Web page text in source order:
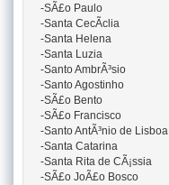
-SÃ£o Paulo
-Santa CecÃ­clia
-Santa Helena
-Santa Luzia
-Santo AmbrÃ³sio
-Santo Agostinho
-SÃ£o Bento
-SÃ£o Francisco
-Santo AntÃ³nio de Lisboa
-Santa Catarina
-Santa Rita de CÃ¡ssia
-SÃ£o JoÃ£o Bosco